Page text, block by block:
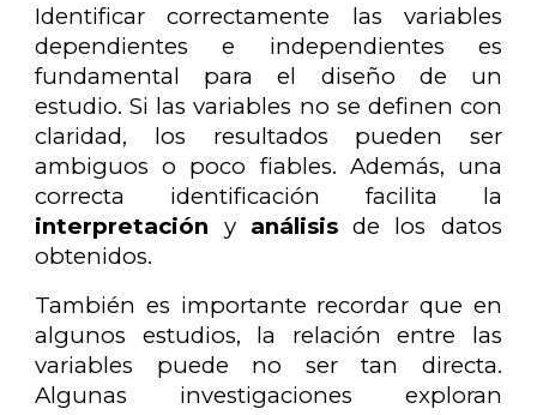
Identificar correctamente las variables
dependientes e independientes es
fundamental para el diseño de un
estudio. Si las variables no se definen con
claridad, los resultados pueden ser
ambiguos o poco fiables. Además, una
correcta identificación facilita la
interpretación y análisisde los datos
obtenidos.
También es importante recordar que en
algunos estudios, la relación entre las
variables puede no ser tan directa.
Algunas investigaciones exploran